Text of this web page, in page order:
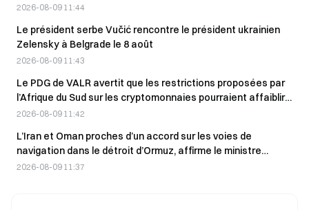
israélienne Irregular mise en cause
2026-08-09 11:44
Le président serbe Vučić rencontre le président ukrainien
Zelensky à Belgrade le 8 août
2026-08-09 11:43
Le PDG de VALR avertit que les restrictions proposées par
l’Afrique du Sud sur les cryptomonnaies pourraient affaiblir
la supervision réglementaire ; commentaires ouverts
2026-08-09 11:42
L’Iran et Oman proches d’un accord sur les voies de
navigation dans le détroit d’Ormuz, affirme le ministre
iranien des Affaires étrangères, Abbas Araghchi
2026-08-09 11:37